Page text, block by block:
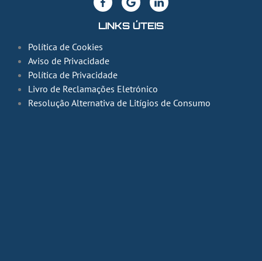
LINKS ÚTEIS
Política de Cookies
Aviso de Privacidade
Política de Privacidade
Livro de Reclamações Eletrónico
Resolução Alternativa de Litígios de Consumo